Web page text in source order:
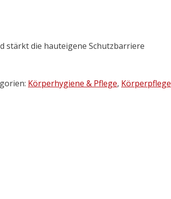
stärkt die hauteigene Schutzbarriere
Körperhygiene & Pflege, Körperpflege